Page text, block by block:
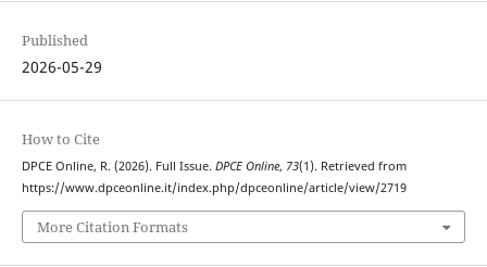
Published
2026-05-29
How to Cite
DPCE Online, R. (2026). Full Issue. DPCE Online, 73(1). Retrieved from
https://www.dpceonline.it/index.php/dpceonline/article/view/2719
More Citation Formats